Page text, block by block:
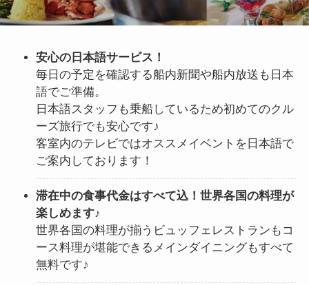
安心の日本語サービス！
毎日の予定を確認する船内新聞や船内放送も日本
語でご準備。
日本語スタッフも乗船しているため初めてのクル
ーズ旅行でも安心です♪
客室内のテレビではオススメイベントを日本語で
ご案内しております！
滞在中の食事代金はすべて込！世界各国の料理が
楽しめます♪
世界各国の料理が揃うビュッフェレストランもコ
ース料理が堪能できるメインダイニングもすべて
無料です♪